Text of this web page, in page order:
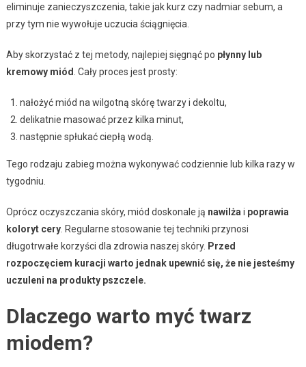
eliminuje zanieczyszczenia, takie jak kurz czy nadmiar sebum, a
przy tym nie wywołuje uczucia ściągnięcia.
Aby skorzystać z tej metody, najlepiej sięgnąć po płynny lub
kremowy miód . Cały proces jest prosty:
nałożyć miód na wilgotną skórę twarzy i dekoltu,
delikatnie masować przez kilka minut,
następnie spłukać ciepłą wodą.
Tego rodzaju zabieg można wykonywać codziennie lub kilka razy w
tygodniu.
Oprócz oczyszczania skóry, miód doskonale ją nawilża i poprawia
koloryt cery. Regularne stosowanie tej techniki przynosi
długotrwałe korzyści dla zdrowia naszej skóry. Przed
rozpoczęciem kuracji warto jednak upewnić się, że nie jesteśmy
uczuleni na produkty pszczele.
Dlaczego warto myć twarz
miodem?